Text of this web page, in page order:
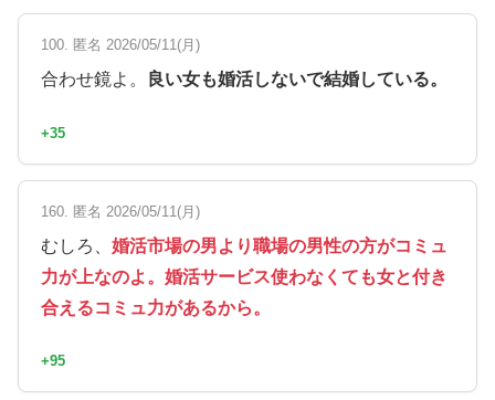
100. 匿名 2026/05/11(月)
合わせ鏡よ。 良い女も婚活しないで結婚している。
+35
160. 匿名 2026/05/11(月)
むしろ、 婚活市場の男より職場の男性の方がコミュ
力が上なのよ。婚活サービス使わなくても女と付き
合えるコミュ力があるから。
+95